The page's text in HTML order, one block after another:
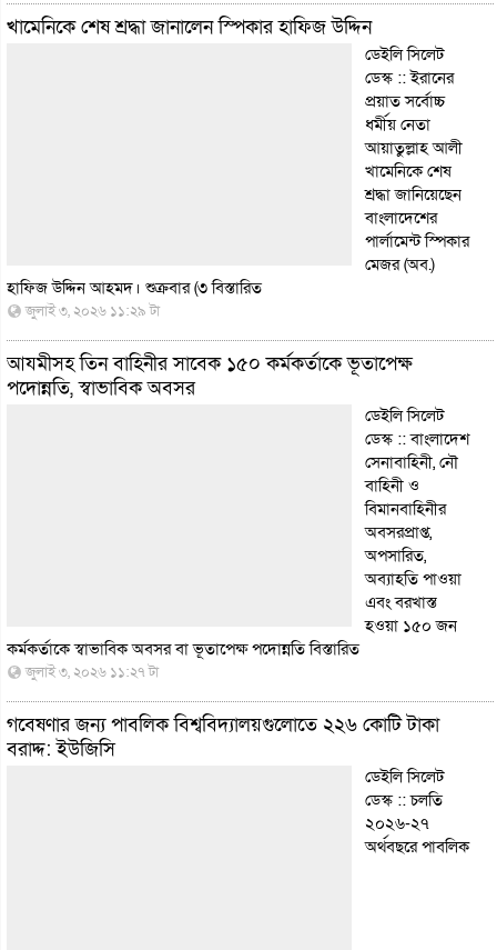
খামেনিকে শেষ শ্রদ্ধা জানালেন স্পিকার হাফিজ উদ্দিন
ডেইলি সিলেট
ডেস্ক :: ইরানের
প্রয়াত সর্বোচ্চ
ধর্মীয় নেতা
আয়াতুল্লাহ আলী
খামেনিকে শেষ
শ্রদ্ধা জানিয়েছেন
বাংলাদেশের
পার্লামেন্ট স্পিকার
মেজর (অব.)
হাফিজ উদ্দিন আহমদ। শুক্রবার (৩বিস্তারিত
জুলাই ৩, ২০২৬ ১১:২৯ টা
আযমীসহ তিন বাহিনীর সাবেক ১৫০ কর্মকর্তাকে ভূতাপেক্ষ
পদোন্নতি, স্বাভাবিক অবসর
ডেইলি সিলেট
ডেস্ক :: বাংলাদেশ
সেনাবাহিনী, নৌ
বাহিনী ও
বিমানবাহিনীর
অবসরপ্রাপ্ত,
অপসারিত,
অব্যাহতি পাওয়া
এবং বরখাস্ত
হওয়া ১৫০ জন
কর্মকর্তাকে স্বাভাবিক অবসর বা ভূতাপেক্ষ পদোন্নতিবিস্তারিত
জুলাই ৩, ২০২৬ ১১:২৭ টা
গবেষণার জন্য পাবলিক বিশ্ববিদ্যালয়গুলোতে ২২৬ কোটি টাকা
বরাদ্দ: ইউজিসি
ডেইলি সিলেট
ডেস্ক :: চলতি
২০২৬-২৭
অর্থবছরে পাবলিক